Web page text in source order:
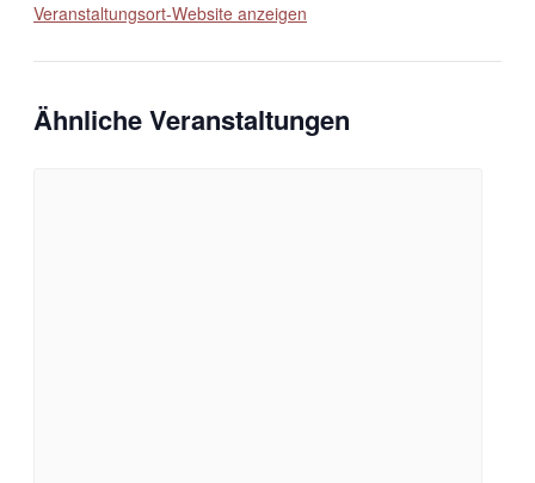
Veranstaltungsort-Website anzeigen
Ähnliche Veranstaltungen